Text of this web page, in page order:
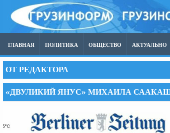
ГЛАВНАЯ ПОЛИТИКА ОБЩЕСТВО АКТУАЛЬНО
ОТ РЕДАКТОРА
«ДВУЛИКИЙ ЯНУС» МИХАИЛА